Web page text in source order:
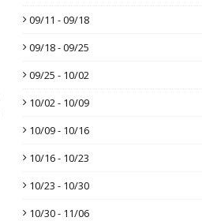
09/11 - 09/18
09/18 - 09/25
09/25 - 10/02
10/02 - 10/09
10/09 - 10/16
10/16 - 10/23
10/23 - 10/30
10/30 - 11/06